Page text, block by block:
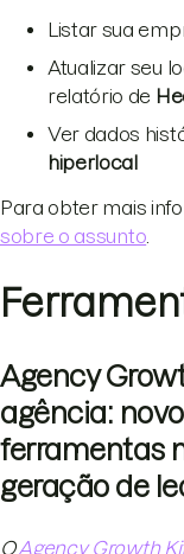
Listar sua
Atualizar seu
relatório de
Ver dados
hiperlocal
Para obter mais
sobre o assunto
Agency
agência:
ferramentas
geração de
OAgency Growth